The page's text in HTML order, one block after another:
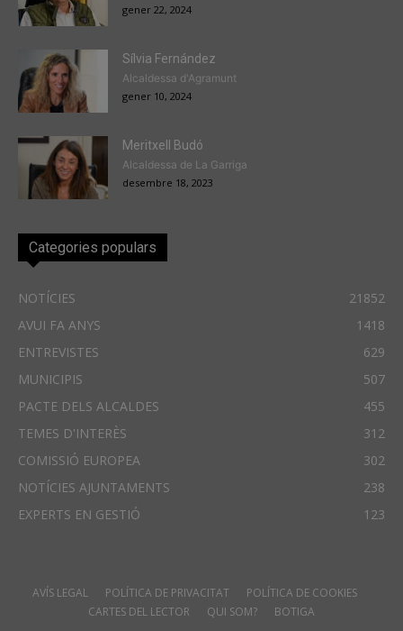
gener 22, 2024
Sílvia Fernández
Alcaldessa d'Agramunt
gener 10, 2024
Meritxell Budó
Alcaldessa de La Garriga
desembre 18, 2023
Categories populars
NOTÍCIES
21852
AVUI FA ANYS
1418
ENTREVISTES
629
MUNICIPIS
507
PACTE DELS ALCALDES
455
TEMES D'INTERÈS
312
COMISSIÓ EUROPEA
302
NOTÍCIES AJUNTAMENTS
238
EXPERTS EN GESTIÓ
123
AVÍS LEGAL POLÍTICA DE PRIVACITAT
POLÍTICA DE COOKIES
CARTES DEL LECTOR
QUI SOM? BOTIGA